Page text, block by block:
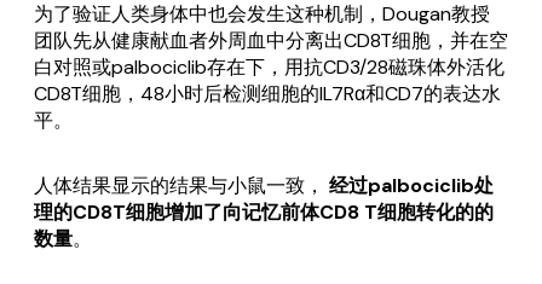
为了验证人类身体中也会发生这种机制，Dougan教授
团队先从健康献血者外周血中分离出CD8T细胞，并在空
白对照或palbociclib存在下，用抗CD3/28磁珠体外活化
CD8T细胞，48小时后检测细胞的IL7Rα和CD7的表达水
平。
人体结果显示的结果与小鼠一致， 经过palbociclib处
理的CD8T细胞增加了向记忆前体CD8 T细胞转化的的
数量。